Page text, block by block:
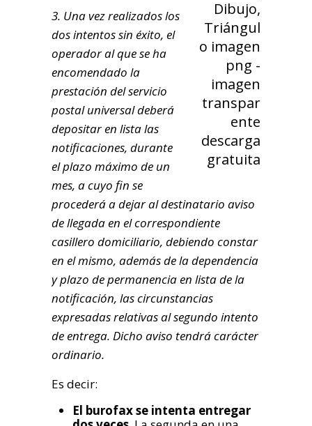
3. Una vez realizados los
dos intentos sin éxito, el
operador al que se ha
encomendado la
prestación del servicio
postal universal deberá
depositar en lista las
notificaciones, durante
el plazo máximo de un
mes, a cuyo fin se
procederá a dejar al destinatario aviso
de llegada en el correspondiente
casillero domiciliario, debiendo constar
en el mismo, además de la dependencia
y plazo de permanencia en lista de la
notificación, las circunstancias
expresadas relativas al segundo intento
de entrega. Dicho aviso tendrá carácter
ordinario.
Es decir:
El burofax se intenta entregar